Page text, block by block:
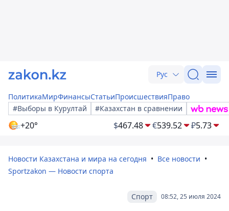
Рус
ПолитикаМирФинансыСтатьиПроисшествияПраво
#Выборы в Курултай
#Казахстан в сравнении
+20° $467.48 €539.52 ₽5.73
Новости Казахстана и мира на сегодня
Все новости
Sportzakon — Новости спорта
08:52, 25 июля 2024
Спорт